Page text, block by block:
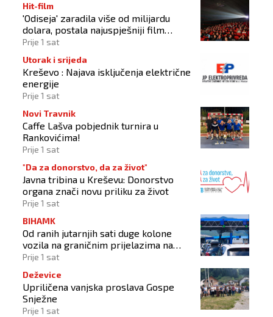
Hit-film
'Odiseja' zaradila više od milijardu
dolara, postala najuspješniji film
Christophera Nolana
Prije 1 sat
Utorak i srijeda
Kreševo : Najava isključenja električne
energije
Prije 1 sat
Novi Travnik
Caffe Lašva pobjednik turnira u
Rankovićima!
Prije 1 sat
"Da za donorstvo, da za život"
Javna tribina u Kreševu: Donorstvo
organa znači novu priliku za život
Prije 1 sat
BIHAMK
Od ranih jutarnjih sati duge kolone
vozila na graničnim prijelazima na
izlazu iz BiH
Prije 1 sat
Deževice
Upriličena vanjska proslava Gospe
Snježne
Prije 1 sat